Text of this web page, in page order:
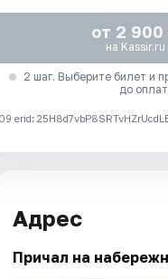
от 2 900
на Kassir.ru
2 шаг. Выберите билет и
до
Адрес
Причал на